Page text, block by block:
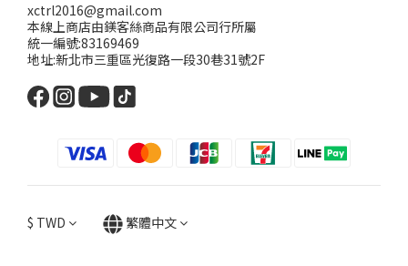
xctrl2016@gmail.com
本線上商店由鎂客絲商品有限公司行所屬
統一編號:83169469
地址:新北市三重區光復路一段30巷31號2F
$ TWD 繁體中文